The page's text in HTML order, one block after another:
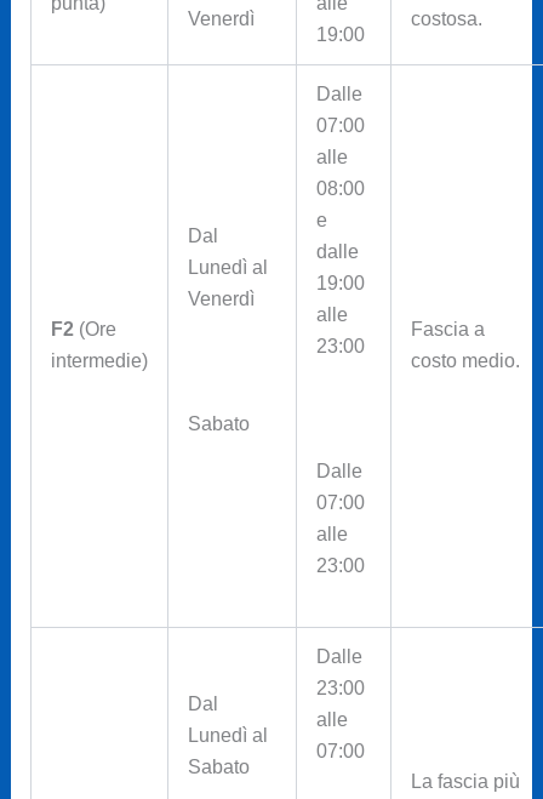
Venerdì
19:00
costosa.
F2(Ore
intermedie)
Dal
Lunedì al
Venerdì
Sabato
Dalle
07:00
alle
08:00
e
dalle
19:00
alle
23:00
Dalle
07:00
alle
23:00
Fascia a
costo medio.
Dal
Lunedì al
Sabato
Dalle
23:00
alle
07:00
La fascia più